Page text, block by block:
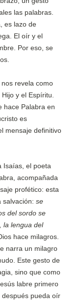
las palabras.
es lazo de
El oír y el
Por eso, se
revela como
y el Espíritu.
hace Palabra en
es
mensaje definitivo
Isaías, el poeta
acompañada
profético: esta
salvación: se
del sordo se
la lengua del
hace milagros.
narra un milagro
Este gesto de
sino que como
labre primero
pueda oír